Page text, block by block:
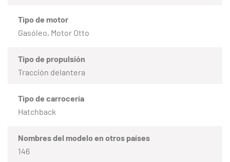
Tipo de motor
Gasóleo, Motor Otto
Tipo de propulsión
Tracción delantera
Tipo de carrocería
Hatchback
Nombres del modelo en otros países
146